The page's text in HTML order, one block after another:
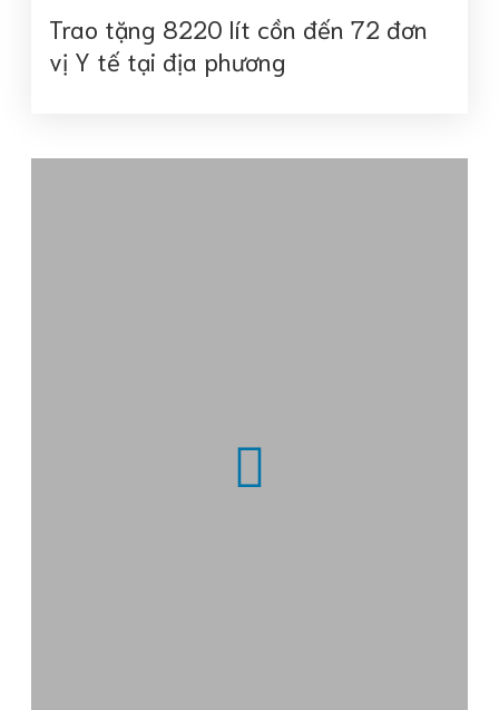
Trao tặng 8220 lít cồn đến 72 đơn
vị Y tế tại địa phương